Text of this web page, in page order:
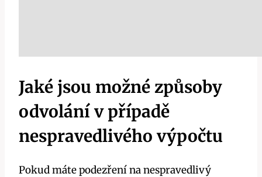
Jaké jsou možné způsoby
odvolání v případě
nespravedlivého výpočtu
Pokud máte podezření na nespravedlivý